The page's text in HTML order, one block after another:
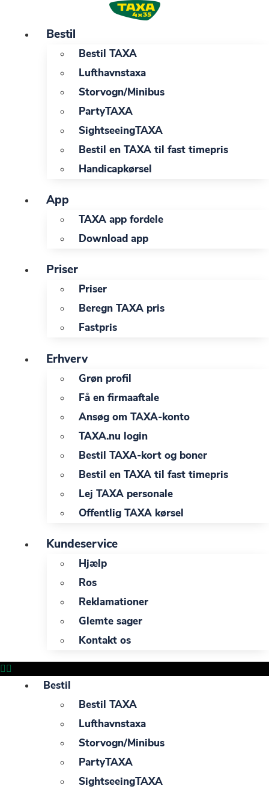
indhold
Bestil
Bestil TAXA
Lufthavnstaxa
Storvogn/Minibus
PartyTAXA
SightseeingTAXA
Bestil en TAXA til fast timepris
Handicapkørsel
App
TAXA app fordele
Download app
Priser
Priser
Beregn TAXA pris
Fastpris
Erhverv
Grøn profil
Få en firmaaftale
Ansøg om TAXA-konto
TAXA.nu login
Bestil TAXA-kort og boner
Bestil en TAXA til fast timepris
Lej TAXA personale
Offentlig TAXA kørsel
Kundeservice
Hjælp
Ros
Reklamationer
Glemte sager
Kontakt os
Bestil
Bestil TAXA
Lufthavnstaxa
Storvogn/Minibus
PartyTAXA
SightseeingTAXA